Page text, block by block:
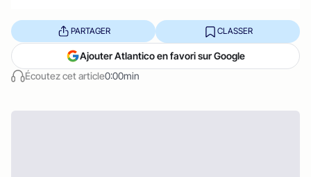
Écoutez cet article0:00min
PARTAGER CLASSER
Ajouter Atlantico en favori sur Google